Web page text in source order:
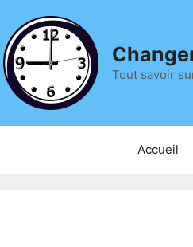
Tout savoir
Accueil